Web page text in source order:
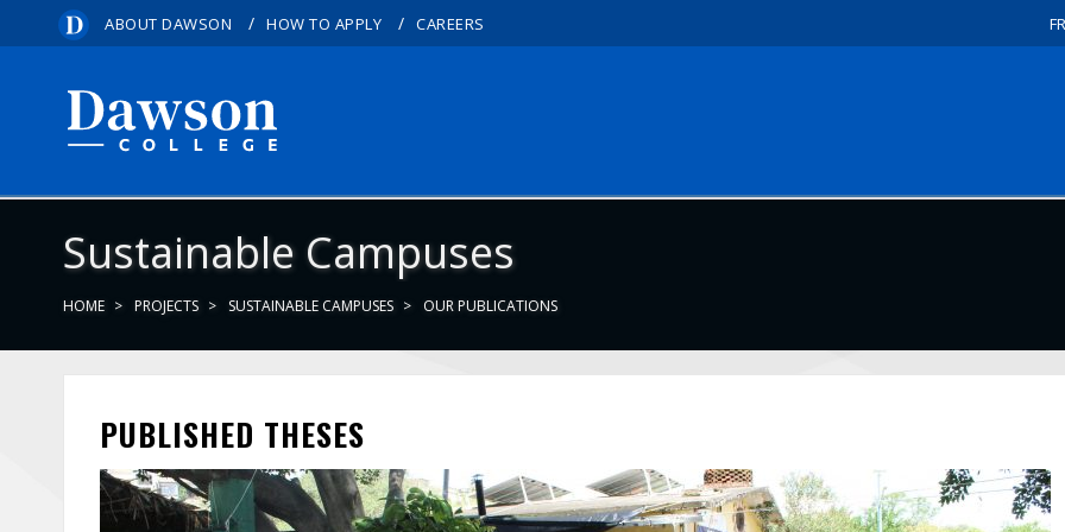
ABOUT DAWSON / HOW TO APPLY / CAREERS FR
Sustainable Campuses
HOME PROJECTS SUSTAINABLE CAMPUSES OUR PUBLICATIONS
PUBLISHED THESES